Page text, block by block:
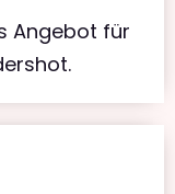
Angebot für